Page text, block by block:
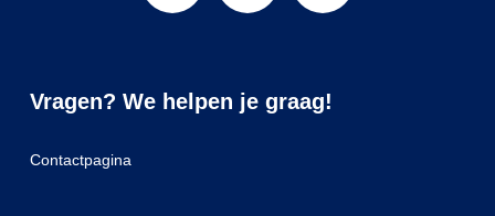
Vragen? We helpen je graag!
Contactpagina